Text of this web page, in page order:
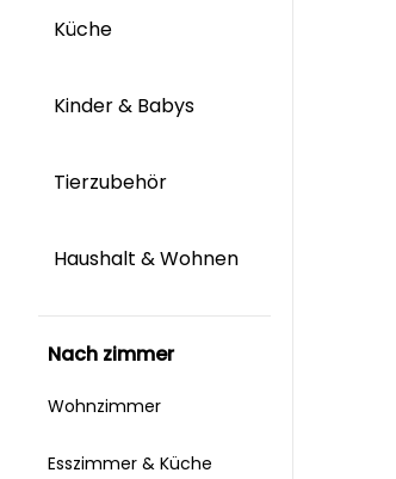
Küche
Kinder & Babys
Tierzubehör
Haushalt & Wohnen
nach zimmer
Wohnzimmer
Esszimmer & Küche